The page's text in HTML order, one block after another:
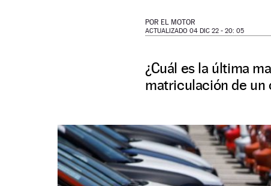
POR EL MOTOR
ACTUALIZADO 04 DIC 22 - 20: 05
¿Cuál es la última
matriculación de un